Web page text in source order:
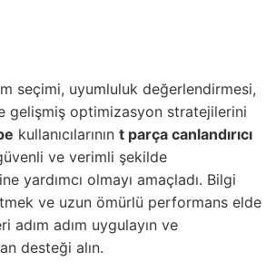
seçimi, uyumluluk değerlendirmesi,
gelişmiş optimizasyon stratejilerini
kullanıcılarının t parça canlandırıcı
ve verimli şekilde
yardımcı olmayı amaçladı. Bilgi
ve uzun ömürlü performans elde
adım adım uygulayın ve
desteği alın.